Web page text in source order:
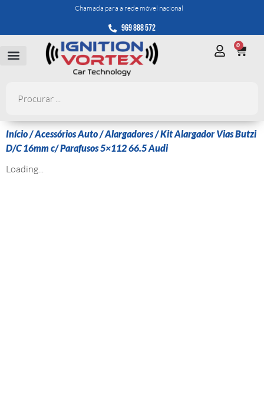
Chamada para a rede móvel nacional
969 888 572
0
Início/Acessórios Auto/Alargadores/ Kit Alargador Vias Butzi
D/C 16mm c/ Parafusos 5×112 66.5 Audi
Loading...